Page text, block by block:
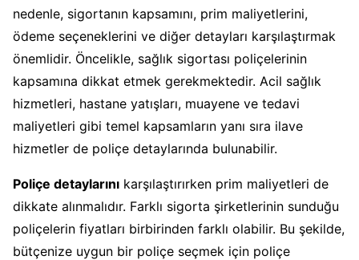
nedenle, sigortanın kapsamını, prim maliyetlerini,
ödeme seçeneklerini ve diğer detayları karşılaştırmak
önemlidir. Öncelikle, sağlık sigortası poliçelerinin
kapsamına dikkat etmek gerekmektedir. Acil sağlık
hizmetleri, hastane yatışları, muayene ve tedavi
maliyetleri gibi temel kapsamların yanı sıra ilave
hizmetler de poliçe detaylarında bulunabilir.
Poliçe detaylarını karşılaştırırken prim maliyetleri de
dikkate alınmalıdır. Farklı sigorta şirketlerinin sunduğu
poliçelerin fiyatları birbirinden farklı olabilir. Bu şekilde,
bütçenize uygun bir poliçe seçmek için poliçe